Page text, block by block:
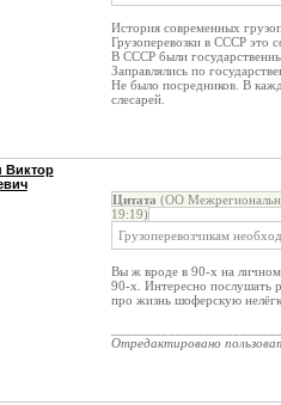
История современных
Грузоперевозки в СССР это
В СССР были
Заправлялись по
Не было посредников. В
слесарей.
Виктор
Цитата (ОО
19:19)
Грузоперевозчикам
Вы ж вроде в 90-х на
90-х. Интересно послушать
про жизнь шоферскую
Отредактировано